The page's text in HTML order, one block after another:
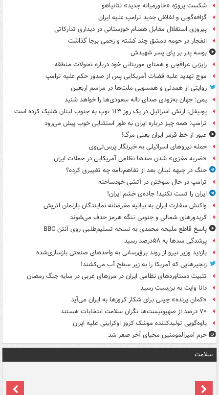
شکست پروژه «خاورمیانه جدید» نتانیاهو
گزافه‌گویی و لفاظی جدید ترامپ علیه ایران
پیروزی استقلال مقابل همنام خوزستانی در دیداری تدارکاتی
انفجار در حومه دمشق چند کشته و زخمی برجا گذاشت
بوسه‌ پدر بر پای پسر شهیدش
رایزنی عراقچی و همتای موریتانی خود درباره تحولات منطقه
موج تهدید علیه قضات آمریکایی پس از صدور حکم علیه ترامپ
روایتی از همدلی و همسویی ملت‌ها در مراسم اربعین
یمن: جهان به‌زودی صدای ناله سعودی‌ها را خواهد شنید
یونیفل: ارتش اسرائیل در یک روز ۱۱۳ توپ به جنوب لبنان شلیک کرده است
ترامپ: همه چیز درباره ایران به طور استثنایی خوب پیش می‌رود
عبور از خط قرمز ایران یعنی مرگ!
حمله نیروهای اسرائیلی به خبرنگار پرس‌تی‌وی
«ضربه مغزی» شدن صدها نظامی آمریکایی در حملات ایران
جنگ در جبهه لبنان بعد از تفاهم‌نامه چه تغییری کرده؟
ترامپ در حال سوختن در آتشی خودساخته
ایران را تست نکنید! جاده‌ی خشم ایران!
واکنش سفارت ایران به بیانیه مغرضانه نمایندگان پارلمان اتریش
کریدورهای شمالی و جنوبی تنگه هرمز حذف می‌شوند
پاسخ قاطع ملیحه محمدی به نسخه تسلیم‌طلبی روی آنتن BBC
پرشدگی سدها به ۵۸درصد رسید
بازدید وزیر نیرو از روند برق‌رسانی به واحدهای صنعتی بازسازی‌شده
زنجیرهایی که آمریکا را به زیر سطح آب می‌کشند!
تثبیت دستاوردهای نظامی ایران در مرزهای غربی در سایه جنگ رمضان
دانا وایت به بن‌بست رسید
«کمانِ پرنده» چینی برای شکار کروزها به ایران می‌آید
۷۰ درصد از صهیونیست‌ها نگران سلامت انتخابات هستند
یاوه‌گویی تولیدکننده موشک کروز اوکراینی علیه ایران
حرم امیرالمومنین محیای آخر صفر شد
سلامت